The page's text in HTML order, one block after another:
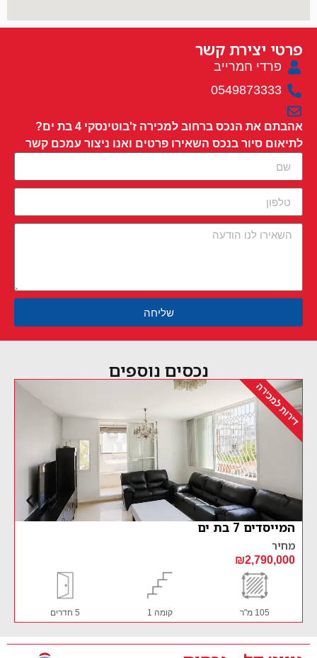
פרטי יצירת קשר
פרדי חמרייב
0549873333
אהבתם את הנכס ברחוב למכירה ז'בוטינסקי 4 בת ים?
לתיאום סיור בנכס השאירו פרטים ואנו ניצור עמכם קשר
שליחה
נכסים נוספים
7 בת ים
דירות למכירה